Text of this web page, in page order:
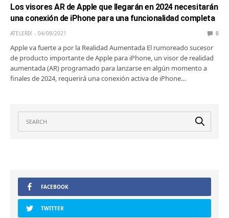
Los visores AR de Apple que llegarán en 2024 necesitarán
una conexión de iPhone para una funcionalidad completa
ATELERIX 04/09/2021 0
Apple va fuerte a por la Realidad Aumentada El rumoreado sucesor
de producto importante de Apple para iPhone, un visor de realidad
aumentada (AR) programado para lanzarse en algún momento a
finales de 2024, requerirá una conexión activa de iPhone…
FACEBOOK
TWITTER